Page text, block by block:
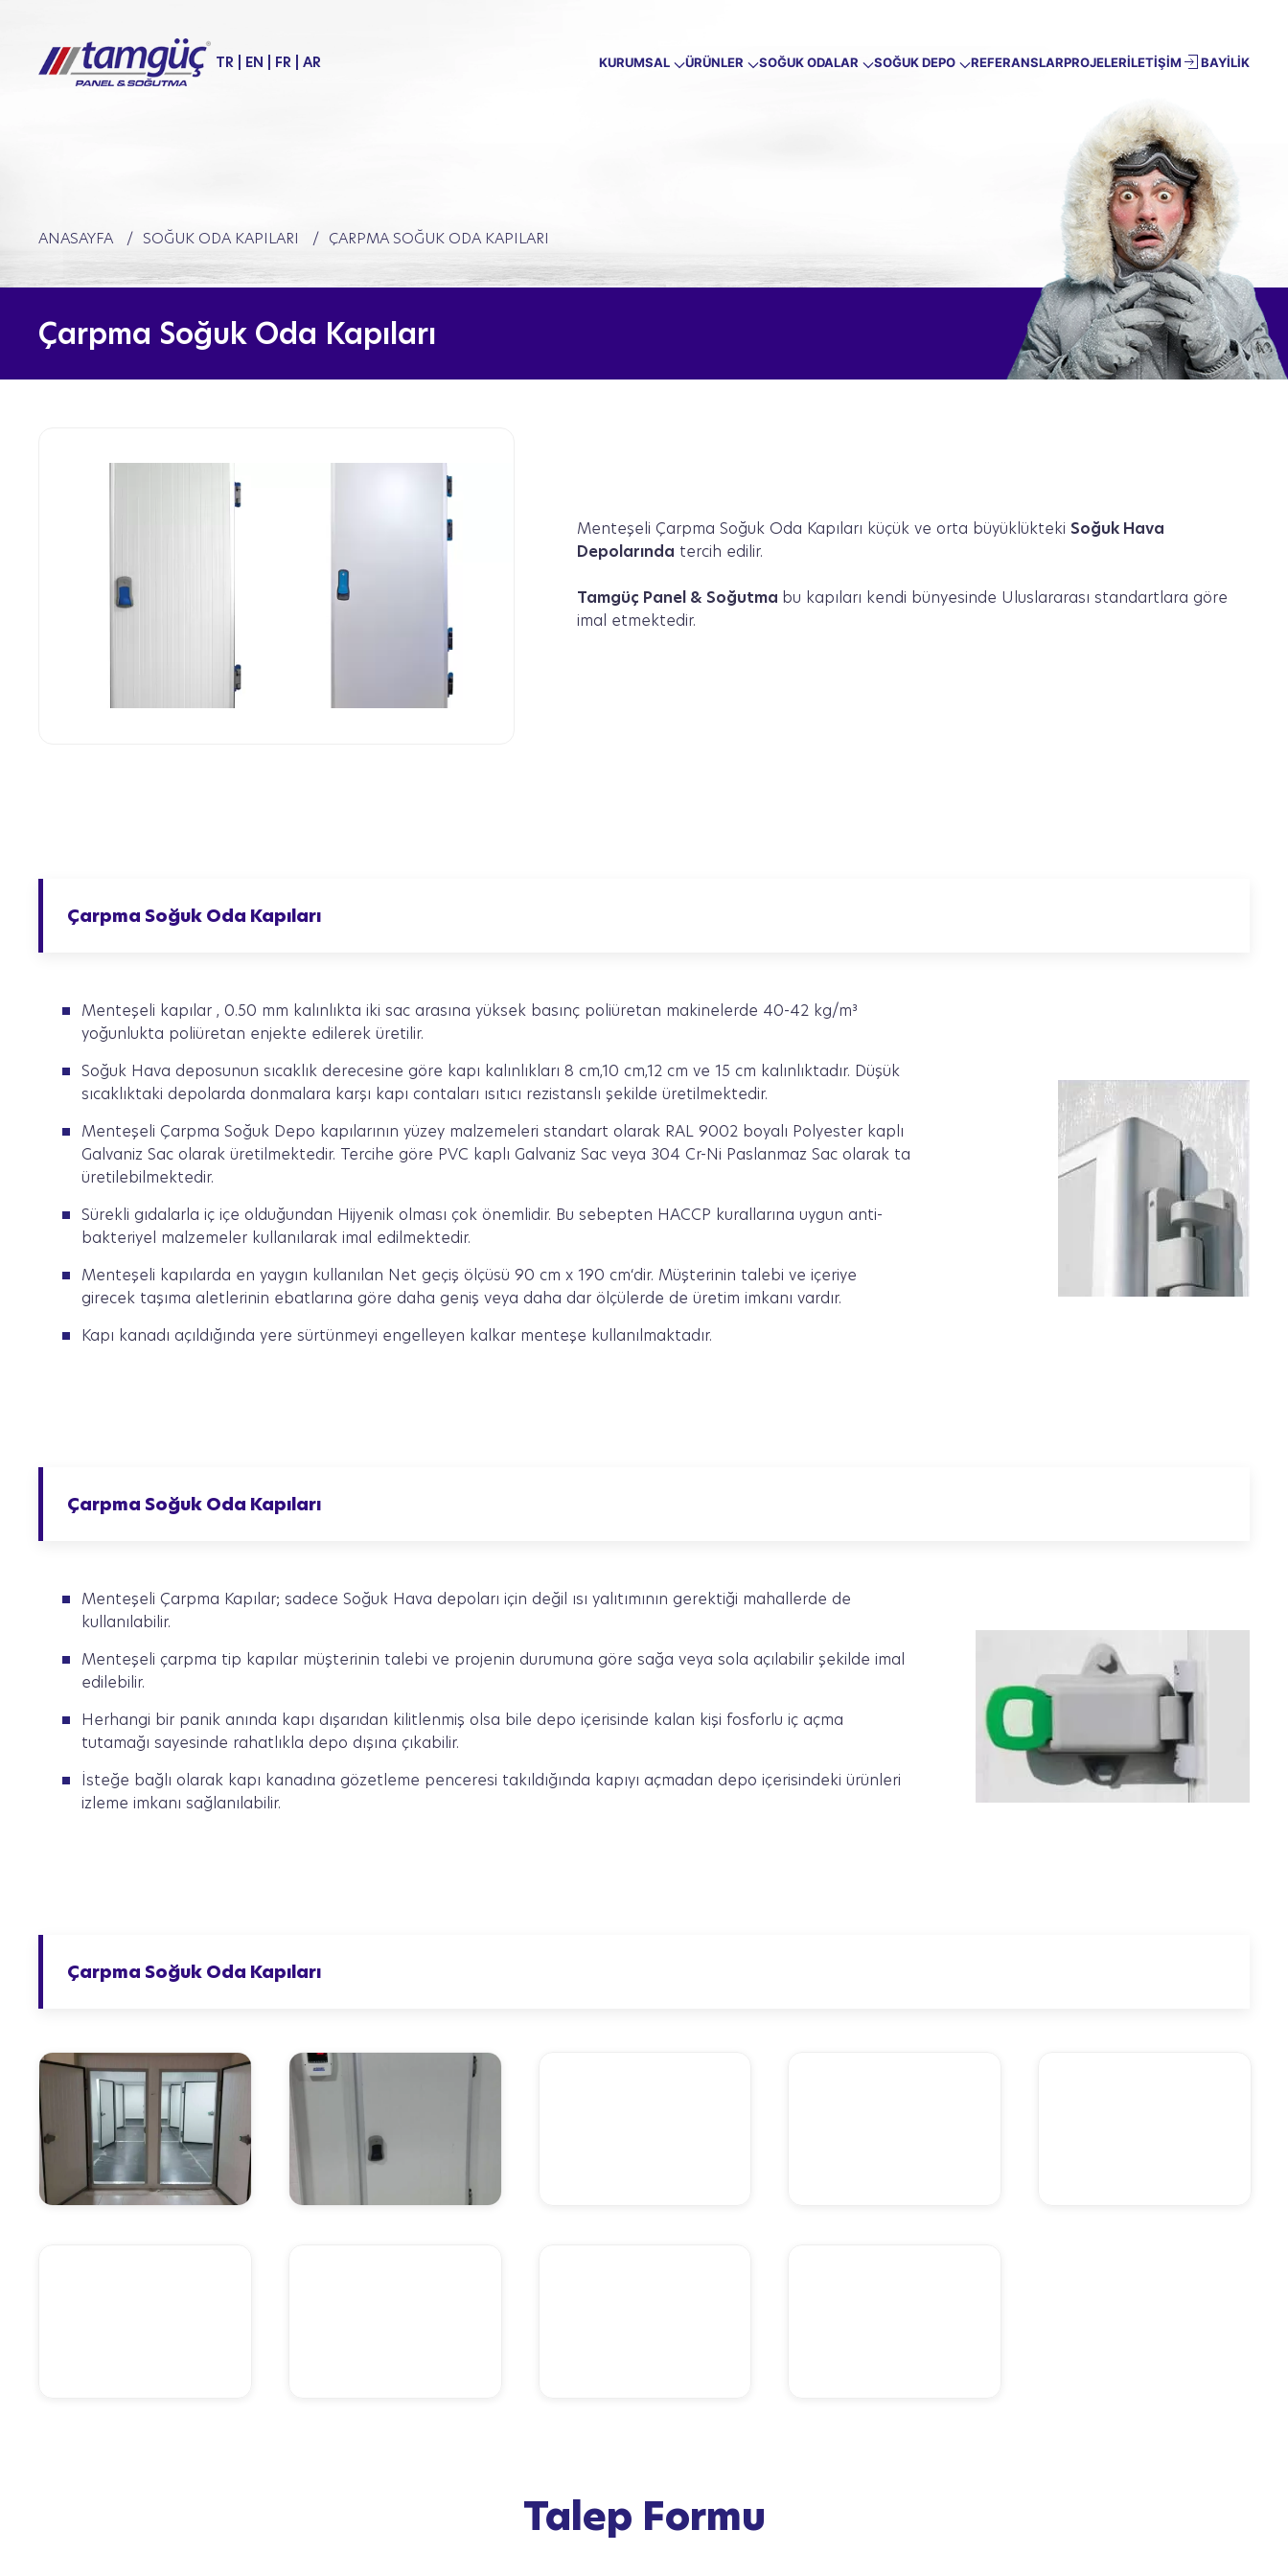
TR EN FR AR KURUMSAL ÜRÜNLER SOĞUK ODALAR SOĞUK DEPO REFERANSLARPROJELERİLETİŞİM BAYİLİK
ANASAYFA SOĞUK ODA KAPILARI ÇARPMA SOĞUK ODA KAPILARI
Çarpma Soğuk Oda Kapıları
Menteşeli Çarpma Soğuk Oda Kapıları küçük ve orta büyüklükteki Soğuk Hava
Depolarında tercih edilir.
Tamgüç Panel & Soğutma bu kapıları kendi bünyesinde Uluslararası standartlara göre
imal etmektedir.
Çarpma Soğuk Oda Kapıları
Menteşeli kapılar , 0.50 mm kalınlıkta iki sac arasına yüksek basınç poliüretan makinelerde 40-42 kg/m³
yoğunlukta poliüretan enjekte edilerek üretilir.
Soğuk Hava deposunun sıcaklık derecesine göre kapı kalınlıkları 8 cm,10 cm,12 cm ve 15 cm kalınlıktadır. Düşük
sıcaklıktaki depolarda donmalara karşı kapı contaları ısıtıcı rezistanslı şekilde üretilmektedir.
Menteşeli Çarpma Soğuk Depo kapılarının yüzey malzemeleri standart olarak RAL 9002 boyalı Polyester kaplı
Galvaniz Sac olarak üretilmektedir. Tercihe göre PVC kaplı Galvaniz Sac veya 304 Cr-Ni Paslanmaz Sac olarak ta
üretilebilmektedir.
Sürekli gıdalarla iç içe olduğundan Hijyenik olması çok önemlidir. Bu sebepten HACCP kurallarına uygun anti-
bakteriyel malzemeler kullanılarak imal edilmektedir.
Menteşeli kapılarda en yaygın kullanılan Net geçiş ölçüsü 90 cm x 190 cm‘dir. Müşterinin talebi ve içeriye
girecek taşıma aletlerinin ebatlarına göre daha geniş veya daha dar ölçülerde de üretim imkanı vardır.
Kapı kanadı açıldığında yere sürtünmeyi engelleyen kalkar menteşe kullanılmaktadır.
Çarpma Soğuk Oda Kapıları
Menteşeli Çarpma Kapılar; sadece Soğuk Hava depoları için değil ısı yalıtımının gerektiği mahallerde de
kullanılabilir.
Menteşeli çarpma tip kapılar müşterinin talebi ve projenin durumuna göre sağa veya sola açılabilir şekilde imal
edilebilir.
Herhangi bir panik anında kapı dışarıdan kilitlenmiş olsa bile depo içerisinde kalan kişi fosforlu iç açma
tutamağı sayesinde rahatlıkla depo dışına çıkabilir.
İsteğe bağlı olarak kapı kanadına gözetleme penceresi takıldığında kapıyı açmadan depo içerisindeki ürünleri
izleme imkanı sağlanılabilir.
Çarpma Soğuk Oda Kapıları
Talep Formu